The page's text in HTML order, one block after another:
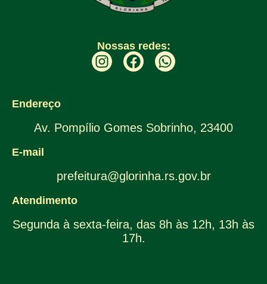
Nossas redes:
Endereço
Av. Pompílio Gomes Sobrinho, 23400
E-mail
prefeitura@glorinha.rs.gov.br
Atendimento
Segunda à sexta-feira, das 8h às 12h, 13h às
17h.